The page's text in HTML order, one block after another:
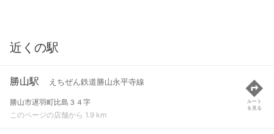
近くの駅
勝山駅 えちぜん鉄道勝山永平寺線
勝山市遅羽町比島３４字
このページの店舗から 1.9 km
ルート
を見る